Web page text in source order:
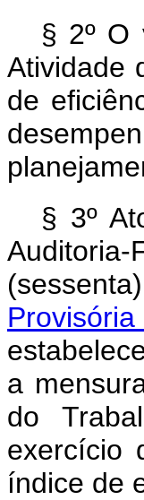
§ 2º O
Atividade
de
§ 3º
a
do
exercício
índice de